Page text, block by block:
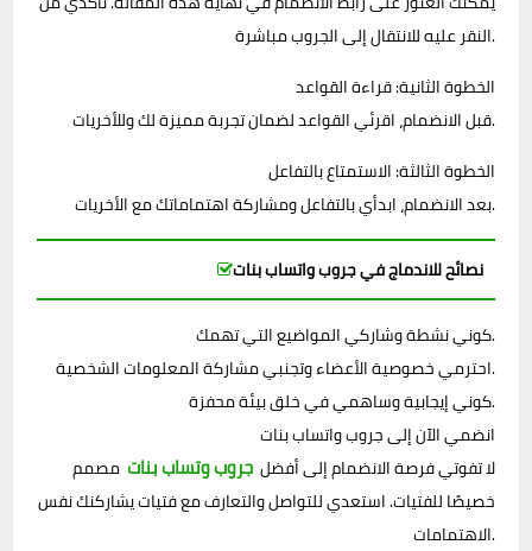
النقر عليه للانتقال إلى الجروب مباشرة.
الخطوة الثانية: قراءة القواعد
قبل الانضمام، اقرئي القواعد لضمان تجربة مميزة لك وللأخريات.
الخطوة الثالثة: الاستمتاع بالتفاعل
بعد الانضمام، ابدأي بالتفاعل ومشاركة اهتماماتك مع الأخريات.
نصائح للاندماج في جروب واتساب بنات
كوني نشطة وشاركي المواضيع التي تهمك.
احترمي خصوصية الأعضاء وتجنبي مشاركة المعلومات الشخصية.
كوني إيجابية وساهمي في خلق بيئة محفزة.
انضمي الآن إلى جروب واتساب بنات
لا تفوتي فرصة الانضمام إلى أفضل جروب وتساب بنات مصمم
خصيصًا للفتيات. استعدي للتواصل والتعارف مع فتيات يشاركنك نفس
الاهتمامات.